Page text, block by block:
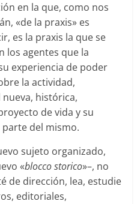
en la que, como nos
«de la praxis» es
es la praxis la que se
los agentes que la
experiencia de poder
la actividad,
histórica,
de vida y su
del mismo.
sujeto organizado,
«blocco storico»–, no
de dirección, lea, estudie
editoriales,